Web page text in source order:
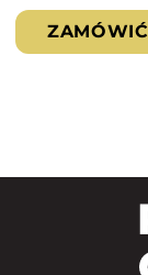
ZAMÓWIĆ